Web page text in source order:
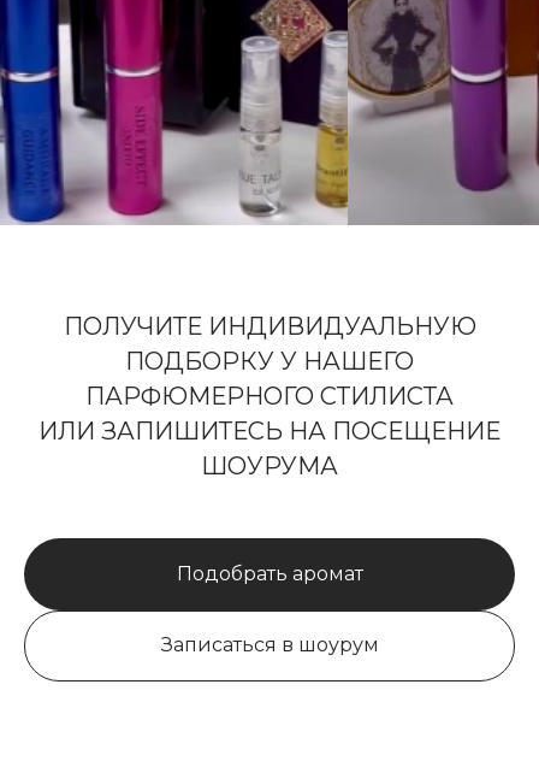
ПОЛУЧИТЕ ИНДИВИДУАЛЬНУЮ
ПОДБОРКУ У НАШЕГО
ПАРФЮМЕРНОГО СТИЛИСТА
ИЛИ ЗАПИШИТЕСЬ НА ПОСЕЩЕНИЕ
ШОУРУМА
Подобрать аромат
Записаться в шоурум